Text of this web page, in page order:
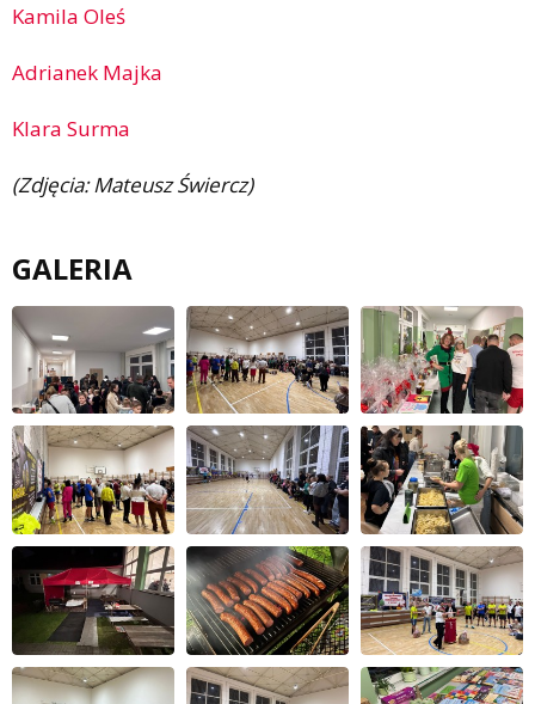
Kamila Oleś
Adrianek Majka
Klara Surma
(Zdjęcia: Mateusz Świercz)
GALERIA